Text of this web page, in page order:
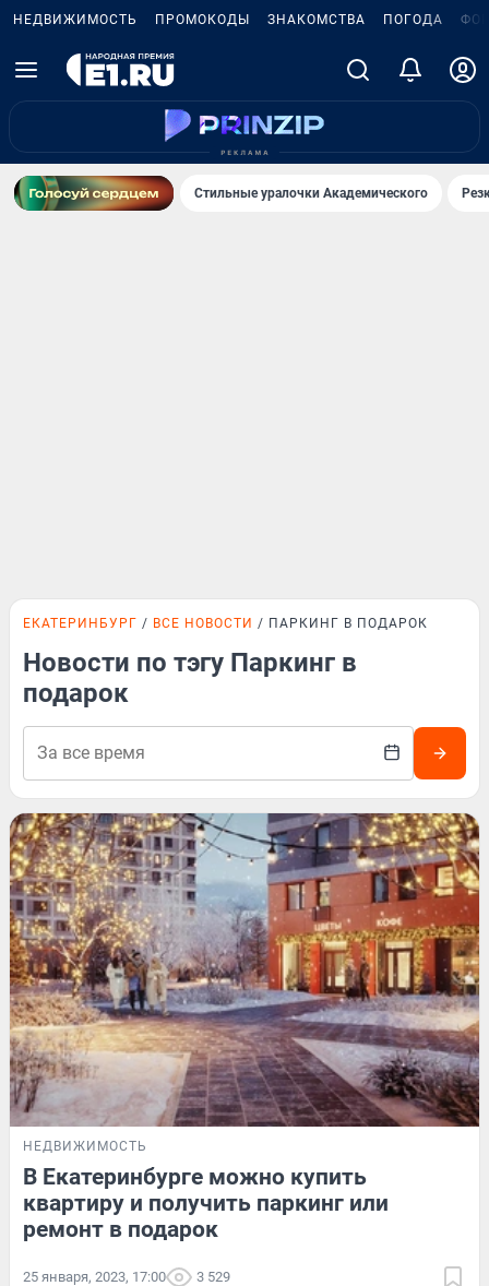
НЕДВИЖИМОСТЬ ПРОМОКОДЫ ЗНАКОМСТВА ПОГОДА
Стильные уралочки Академического
ЕКАТЕРИНБУРГ ВСЕ НОВОСТИ ПАРКИНГ В ПОДАРОК
Новости по тэгу Паркинг в
подарок
НЕДВИЖИМОСТЬ
В Екатеринбурге можно купить
квартиру и получить паркинг или
ремонт в подарок
25 января, 2023, 17:00 3 529